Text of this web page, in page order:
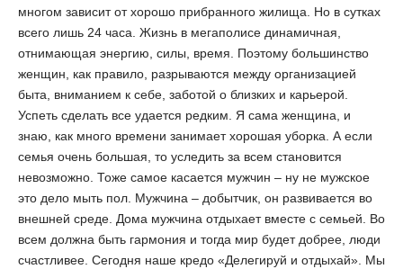
многом зависит от хорошо прибранного жилища. Но в сутках
всего лишь 24 часа. Жизнь в мегаполисе динамичная,
отнимающая энергию, силы, время. Поэтому большинство
женщин, как правило, разрываются между организацией
быта, вниманием к себе, заботой о близких и карьерой.
Успеть сделать все удается редким. Я сама женщина, и
знаю, как много времени занимает хорошая уборка. А если
семья очень большая, то уследить за всем становится
невозможно. Тоже самое касается мужчин – ну не мужское
это дело мыть пол. Мужчина – добытчик, он развивается во
внешней среде. Дома мужчина отдыхает вместе с семьей. Во
всем должна быть гармония и тогда мир будет добрее, люди
счастливее. Сегодня наше кредо «Делегируй и отдыхай». Мы